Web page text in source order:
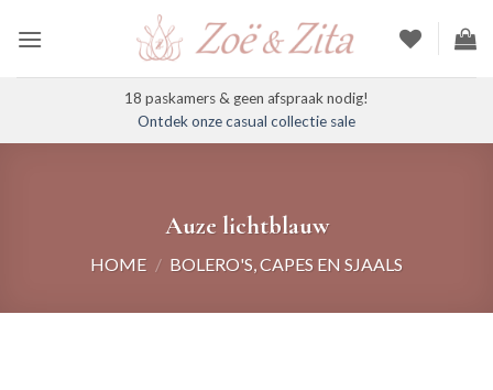
naar
18 paskamers & geen afspraak nodig!
Ontdek onze casual collectie sale
Auze lichtblauw
HOME / BOLERO'S, CAPES EN SJAALS